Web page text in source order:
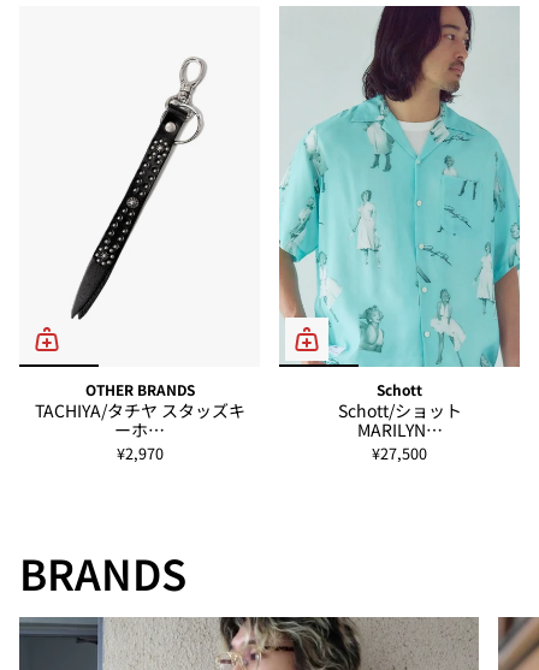
OTHER BRANDS
TACHIYA/タチヤ スタッズキ
ーホ…
¥2,970
Schott
Schott/ショット
MARILYN…
¥27,500
BRANDS